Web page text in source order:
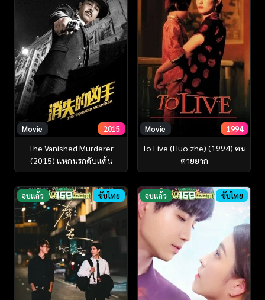
Movie 2015
The Vanished Murderer
(2015) แหกนรกดับแค้น
Movie 1994
To Live (Huo zhe) (1994) คน
ตายยาก
จบแล้ว ซับไทย จบแล้ว ซับไทย